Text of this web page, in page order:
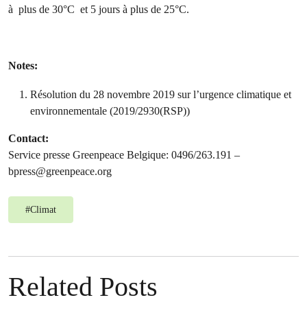
à plus de 30°C et 5 jours à plus de 25°C.
Notes:
Résolution du 28 novembre 2019 sur l’urgence climatique et
environnementale (2019/2930(RSP))
Contact:
Service presse Greenpeace Belgique: 0496/263.191 –
bpress@greenpeace.org
#Climat
Related Posts